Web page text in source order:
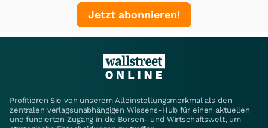
Jetzt abonnieren!
Profitieren Sie von unserem Alleinstellungsmerkmal als den
zentralen verlagsunabhängigen Wissens-Hub für einen aktuellen
und fundierten Zugang in die Börsen- und Wirtschaftswelt, um